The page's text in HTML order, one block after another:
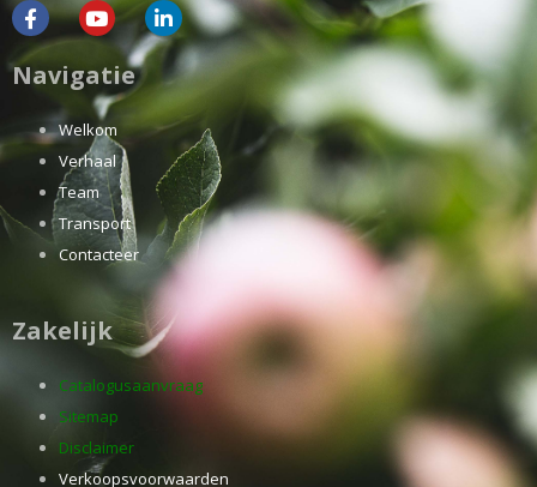
Navigatie
Welkom
Verhaal
Team
Transport
Contacteer
Zakelijk
Catalogusaanvraag
Sitemap
Disclaimer
Verkoopsvoorwaarden